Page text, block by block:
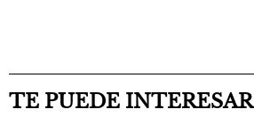
TE PUEDE INTERESAR